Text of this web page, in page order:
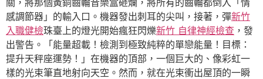
感調節器」的輸入口。機器發出刺耳的尖叫，接著，彈新竹
入職健檢珠臺上的燈光開始瘋狂閃爍新竹 自律神經檢查 ，發
出警告。「能量超載！檢測到極致純粹的單戀能量！目標：
提升天秤座運勢！」在機器的頂部，一個巨大的、像彩虹一
樣的光束筆直地射向天空。然而，就在光束衝出屋頂的一瞬